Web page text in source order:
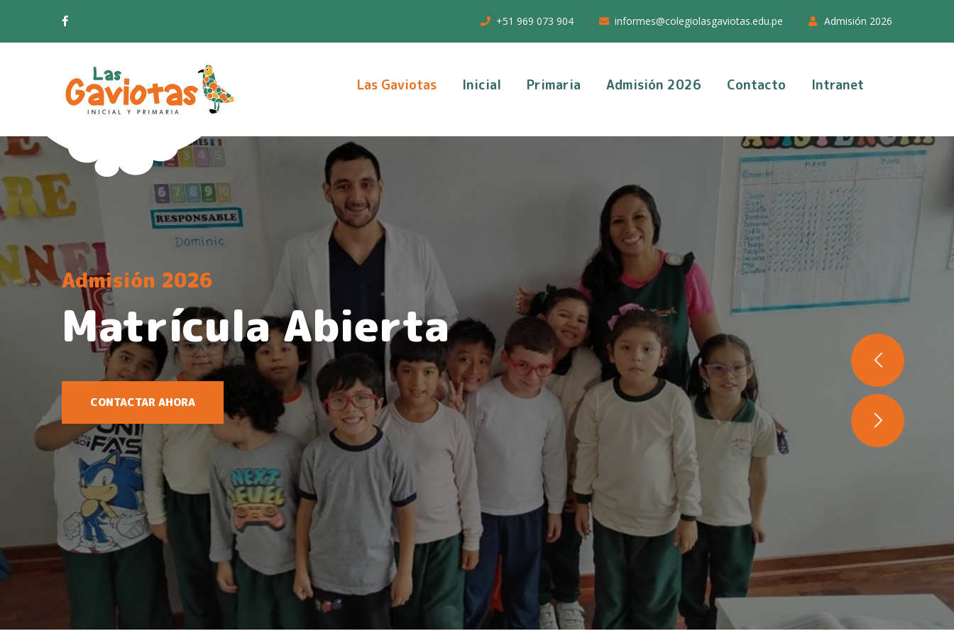
+51 969 073 904 informes@colegiolasgaviotas.edu.pe Admisión 2026
Las Gaviotas Inicial Primaria Admisión 2026 Contacto Intranet
Admisión 2026
Matrícula Abierta
CONTACTAR AHORA